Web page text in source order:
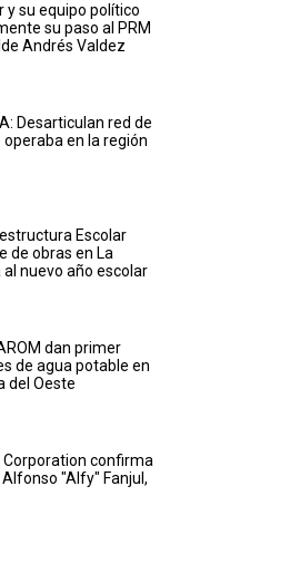
y su equipo político
su paso al PRM
Andrés Valdez
Desarticulan red de
en la región
Escolar
de obras en La
al nuevo año escolar
dan primer
de agua potable en
del Oeste
confirma
"Alfy" Fanjul,